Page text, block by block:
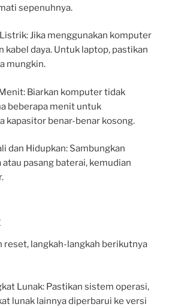
sepenuhnya.
Jika menggunakan komputer
kabel daya. Untuk laptop, pastikan
mungkin.
Biarkan komputer tidak
beberapa menit untuk
kapasitor benar-benar kosong.
dan Hidupkan: Sambungkan
atau pasang baterai, kemudian
reset, langkah-langkah berikutnya
Lunak: Pastikan sistem operasi,
lunak lainnya diperbarui ke versi